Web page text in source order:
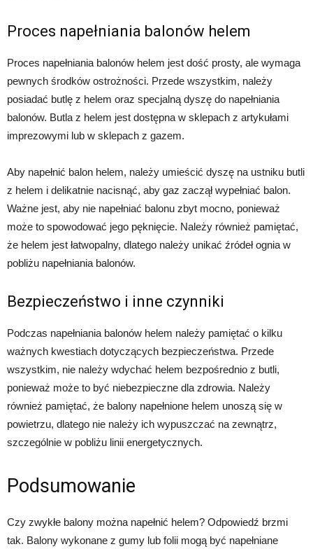
Proces napełniania balonów helem
Proces napełniania balonów helem jest dość prosty, ale wymaga
pewnych środków ostrożności. Przede wszystkim, należy
posiadać butlę z helem oraz specjalną dyszę do napełniania
balonów. Butla z helem jest dostępna w sklepach z artykułami
imprezowymi lub w sklepach z gazem.
Aby napełnić balon helem, należy umieścić dyszę na ustniku butli
z helem i delikatnie nacisnąć, aby gaz zaczął wypełniać balon.
Ważne jest, aby nie napełniać balonu zbyt mocno, ponieważ
może to spowodować jego pęknięcie. Należy również pamiętać,
że helem jest łatwopalny, dlatego należy unikać źródeł ognia w
pobliżu napełniania balonów.
Bezpieczeństwo i inne czynniki
Podczas napełniania balonów helem należy pamiętać o kilku
ważnych kwestiach dotyczących bezpieczeństwa. Przede
wszystkim, nie należy wdychać helem bezpośrednio z butli,
ponieważ może to być niebezpieczne dla zdrowia. Należy
również pamiętać, że balony napełnione helem unoszą się w
powietrzu, dlatego nie należy ich wypuszczać na zewnątrz,
szczególnie w pobliżu linii energetycznych.
Podsumowanie
Czy zwykłe balony można napełnić helem? Odpowiedź brzmi
tak. Balony wykonane z gumy lub folii mogą być napełniane